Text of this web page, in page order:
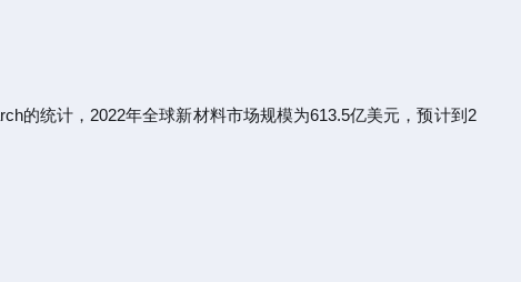
的统计，2022年全球新材料市场规模为613.5亿美元，预计到2